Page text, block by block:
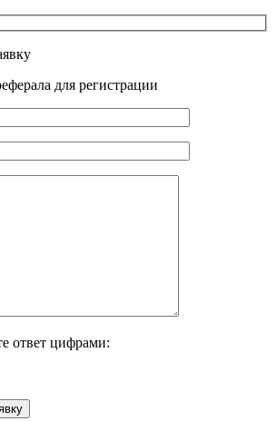
для регистрации
ответ цифрами: